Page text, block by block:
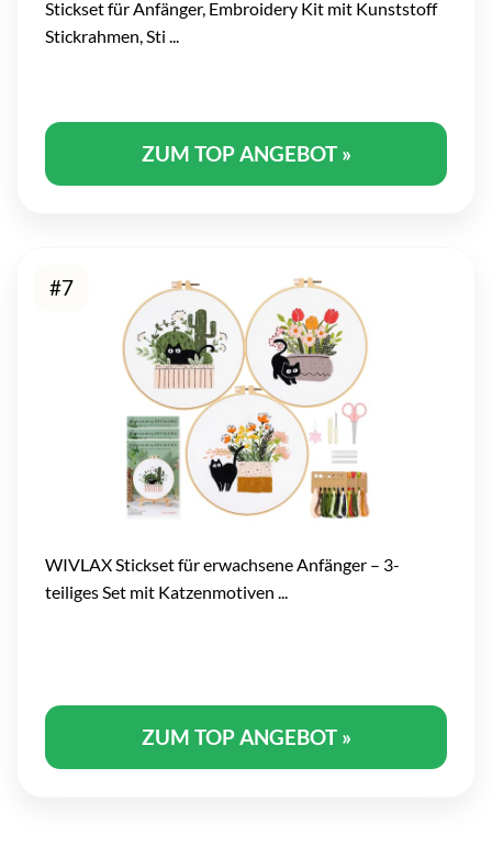
Stickset für Anfänger, Embroidery Kit mit Kunststoff
Stickrahmen, Sti ...
ZUM TOP ANGEBOT »
#7
WIVLAX Stickset für erwachsene Anfänger – 3-
teiliges Set mit Katzenmotiven ...
ZUM TOP ANGEBOT »